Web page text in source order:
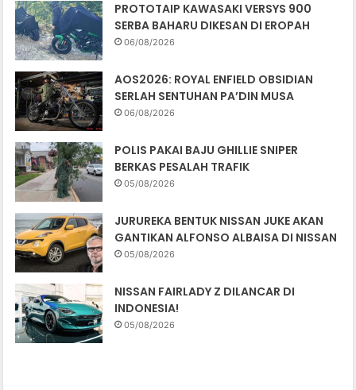
PROTOTAIP KAWASAKI VERSYS 900
SERBA BAHARU DIKESAN DI EROPAH
06/08/2026
AOS2026: ROYAL ENFIELD OBSIDIAN
SERLAH SENTUHAN PA’DIN MUSA
06/08/2026
POLIS PAKAI BAJU GHILLIE SNIPER
BERKAS PESALAH TRAFIK
05/08/2026
JURUREKA BENTUK NISSAN JUKE AKAN
GANTIKAN ALFONSO ALBAISA DI NISSAN
05/08/2026
NISSAN FAIRLADY Z DILANCAR DI
INDONESIA!
05/08/2026